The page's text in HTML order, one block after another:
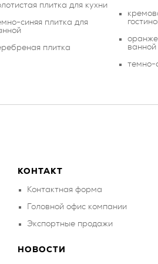
плитка для кухни
синяя плитка для
плитка
ванной
темно-
КОНТАКТ
Контактная форма
Головной офис компании
Экспортные продажи
НОВОСТИ